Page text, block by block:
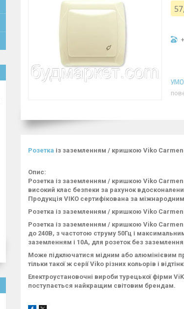
Розетка із заземленням / кришкою Viko Carmen
Опис:
Розетка із заземленням / кришкою Viko Carmen
високий клас безпеки за рахунок
Продукція VIKO сертифікована за
Розетка із заземленням / кришкою Viko
Розетка із заземленням / кришкою Viko
до 240В, з частотою струму 50Гц і
заземленням і 10А, для розеток без
Може підключатися мідним або алюмінієвим
тільки такої ж серії Viko різних кольорів і
Електроустановочні вироби турецької фірми
поступається найкращим світовим брендам.